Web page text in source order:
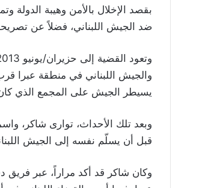
بقصد الإخلال بالأمن وهيبة الدولة
ضد الجيش اللبناني، فضلاً عن
يسيطر الجيش على المجمع الذي
وبعد تلك الأحداث، توارى شاكر،
قبل أن يسلّم نفسه إلى الجيش اللبناني في 5 تشرين الأول/أكتوبر 2025 لاستكمال
وكان شاكر قد أكد مراراً، عبر فريق